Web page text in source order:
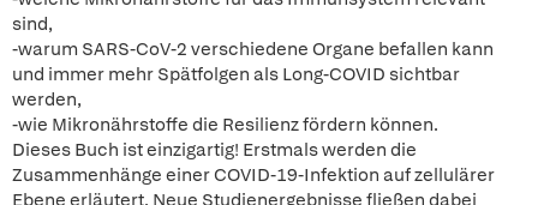
sind,
-warum SARS-CoV-2 verschiedene Organe befallen kann
und immer mehr Spätfolgen als Long-COVID sichtbar
werden,
-wie Mikronährstoffe die Resilienz fördern können.
Dieses Buch ist einzigartig! Erstmals werden die
Zusammenhänge einer COVID-19-Infektion auf zellulärer
Ebene erläutert. Neue Studienergebnisse fließen dabei